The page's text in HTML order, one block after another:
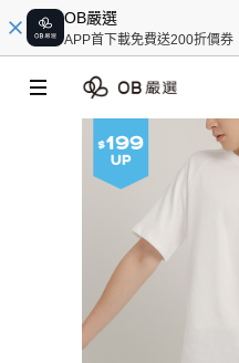
OB嚴選
APP首下載免費送200折價券